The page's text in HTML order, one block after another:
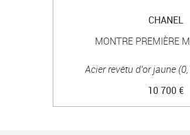
CHANEL
MONTRE PREMIÈRE
Acier revêtu d'or jaune
10 700 €